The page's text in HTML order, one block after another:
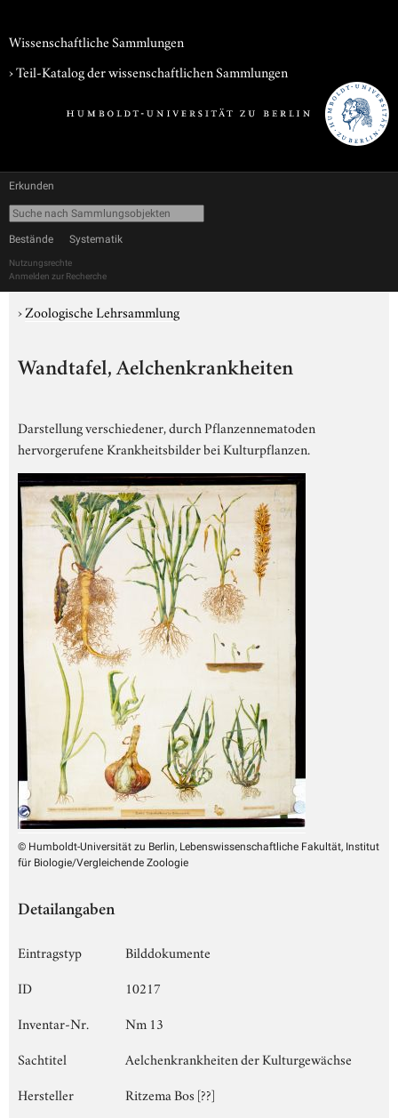
Wissenschaftliche Sammlungen
› Teil-Katalog der wissenschaftlichen Sammlungen
Erkunden
Bestände Systematik
Nutzungsrechte
Anmelden zur Recherche
›Zoologische Lehrsammlung
Wandtafel, Aelchenkrankheiten
Darstellung verschiedener, durch Pflanzennematoden
hervorgerufene Krankheitsbilder bei Kulturpflanzen.
© Humboldt-Universität zu Berlin, Lebenswissenschaftliche Fakultät, Institut
für Biologie/Vergleichende Zoologie
Detailangaben
Eintragstyp
Bilddokumente
ID
10217
Inventar-Nr.
Nm 13
Sachtitel
Aelchenkrankheiten der Kulturgewächse
Hersteller
Ritzema Bos [??]